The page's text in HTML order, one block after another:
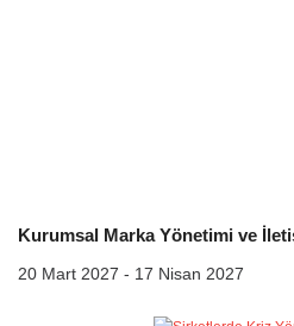
Kurumsal Marka Yönetimi ve
20 Mart 2027 - 17 Nisan 2027